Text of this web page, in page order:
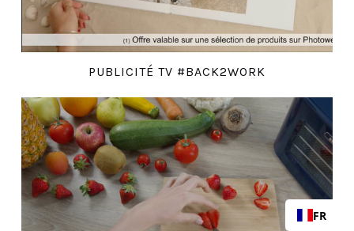
PUBLICITÉ TV #BACK2WORK
FR